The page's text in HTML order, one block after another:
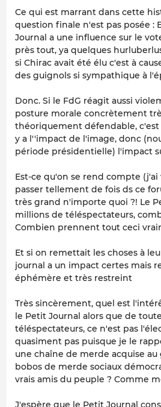
Ce qui est marrant dans cette
question finale n'est pas posée :
Journal a une influence sur le
près tout, ya quelques
si Chirac avait été élu c'est à
des guignols si sympathique à
Donc. Si le FdG réagit aussi
posture morale concrètement
théoriquement défendable,
y a l''impact de l'image, donc
période présidentielle) l'impact
Est-ce qu'on se rend compte
passer tellement de fois ds ce
très grand n'importe quoi ?! Le
millions de téléspectateurs,
Combien prennent tout ceci
Et si on remettait les choses à
journal a un impact certes mais
éphémère et très restreint
Très sincèrement, quel est
le Petit Journal alors que de
téléspectateurs, ce n'est pas
quasiment pas puisque je le
une chaîne de merde acquise
bobos de merde sociaux
vrais amis du peuple ? Comme
J'espère que le Petit Journal